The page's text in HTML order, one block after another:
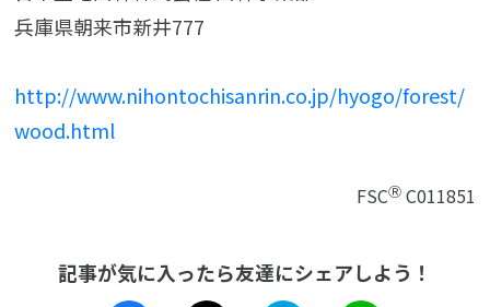
兵庫県朝来市新井777
http://www.nihontochisanrin.co.jp/hyogo/forest/
wood.html
FSCⓇC011851
記事が気に入ったら友達にシェアしよう！